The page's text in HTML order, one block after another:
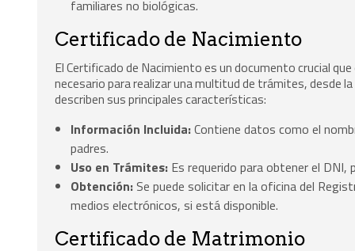
familiares no biológicas.
Certificado de Nacimiento
El Certificado de Nacimiento es un documento crucial
necesario para realizar una multitud de trámites, desde
describen sus principales características:
Información Incluida:Contiene datos como el
padres.
Uso en Trámites: Es requerido para obtener el
Obtención: Se puede solicitar en la oficina del
medios electrónicos, si está disponible.
Certificado de Matrimonio